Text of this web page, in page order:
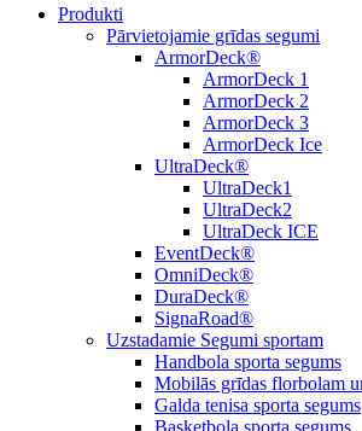
Produkti
Pārvietojamie grīdas segumi
ArmorDeck®
ArmorDeck 1
ArmorDeck 2
ArmorDeck 3
ArmorDeck Ice
UltraDeck®
UltraDeck1
UltraDeck2
UltraDeck ICE
EventDeck®
OmniDeck®
DuraDeck®
SignaRoad®
Uzstadamie Segumi sportam
Handbola sporta segums
Mobilās grīdas florbolam
Galda tenisa sporta segums
Basketbola sporta segums